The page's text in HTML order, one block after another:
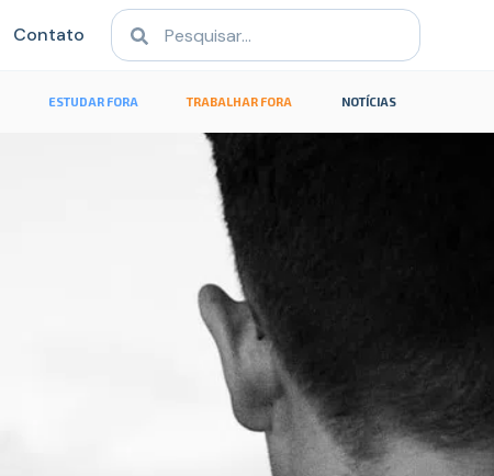
Contato
ESTUDAR FORA TRABALHAR FORA NOTÍCIAS